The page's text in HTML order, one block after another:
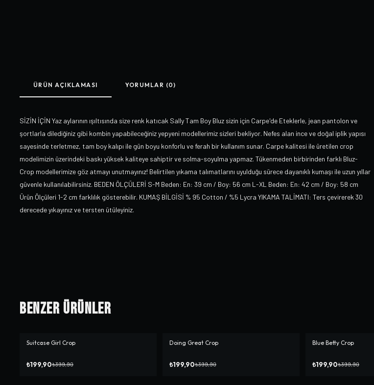
ÜRÜN AÇIKLAMASI YORUMLAR (0)
SİZİN İÇİN Yaz aylarının ışıltısında size renk katıcak Sally Tam Boy Bluz sizin için Carpe'de Eteklerle, jean pantolon ve
şortlarla dilediğiniz gibi kombin yapabileceğiniz yepyeni modellerimiz sizleri bekliyor. Nefes alan ince ve doğal iplik yapısı
sayesinde terletmez, tam boy kalıpı ile gün boyu konforlu ve ferah bir kullanım sunar. Carpe kalitesi ile üretilen crop
modelimizin üzerindeki baskı yüksek kaliteye sahiptir ve solma-soyulma yapmaz. Tükenmeden birbirinden farklı Bluz-
Crop modellerimize göz atmayı unutmayınız! Belirtilen yıkama talımatlarını uyulduğu sürece dayanıklı kumaşı ile uzun yıllar
güvenle kullanılabilirsiniz. BEDEN ÖLÇÜLERİ S-M Beden: En: 39 cm / Boy: 56 cm L-XL Beden: En: 42 cm / Boy: 58 cm
Ürün Ölçüleri 1-2 cm farklılık gösterebilir. KUMAŞ BİLGİSİ % 95 Cotton / %5 Lycra YIKAMA TALİMATI: Ters çevirerek 30
derecede yıkayınız ve tersten ütüleyiniz.
Benzer Ürünler
-%50
Suitcase Girl Crop
₺199,90₺399,90
-%50
Doing Great Crop
₺199,90₺399,90
-%50
Blue Betty Crop
₺199,90₺399,90